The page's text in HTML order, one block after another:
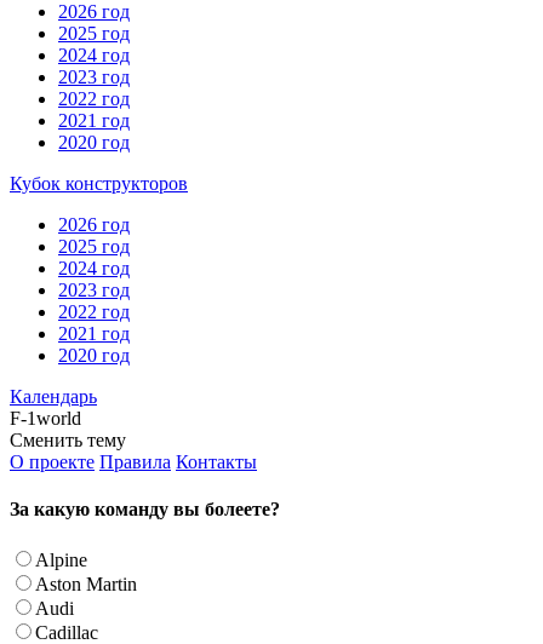
2026 год
2025 год
2024 год
2023 год
2022 год
2021 год
2020 год
Кубок конструкторов
2026 год
2025 год
2024 год
2023 год
2022 год
2021 год
2020 год
Календарь
F-1world
Сменить тему
О проекте Правила Контакты
За какую команду вы болеете?
Alpine
Aston Martin
Audi
Cadillac